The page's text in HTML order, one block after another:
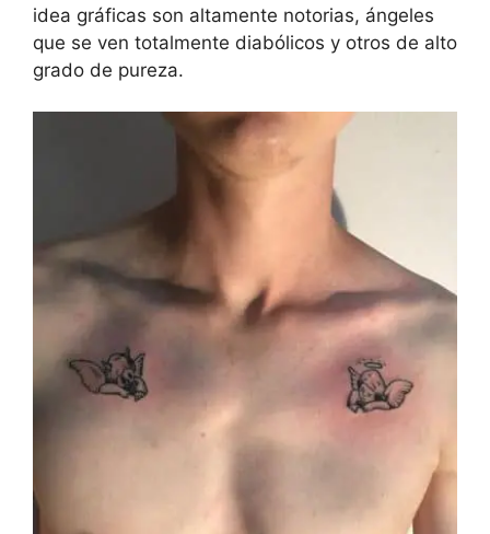
idea gráficas son altamente notorias, ángeles
que se ven totalmente diabólicos y otros de alto
grado de pureza.